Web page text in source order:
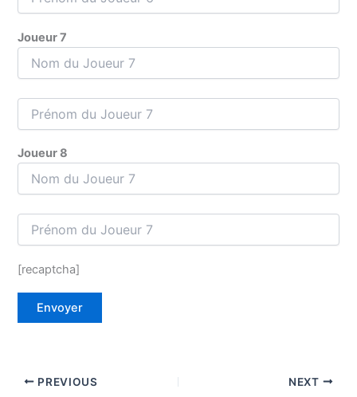
Joueur 7
Joueur 8
[recaptcha]
PREVIOUS NEXT